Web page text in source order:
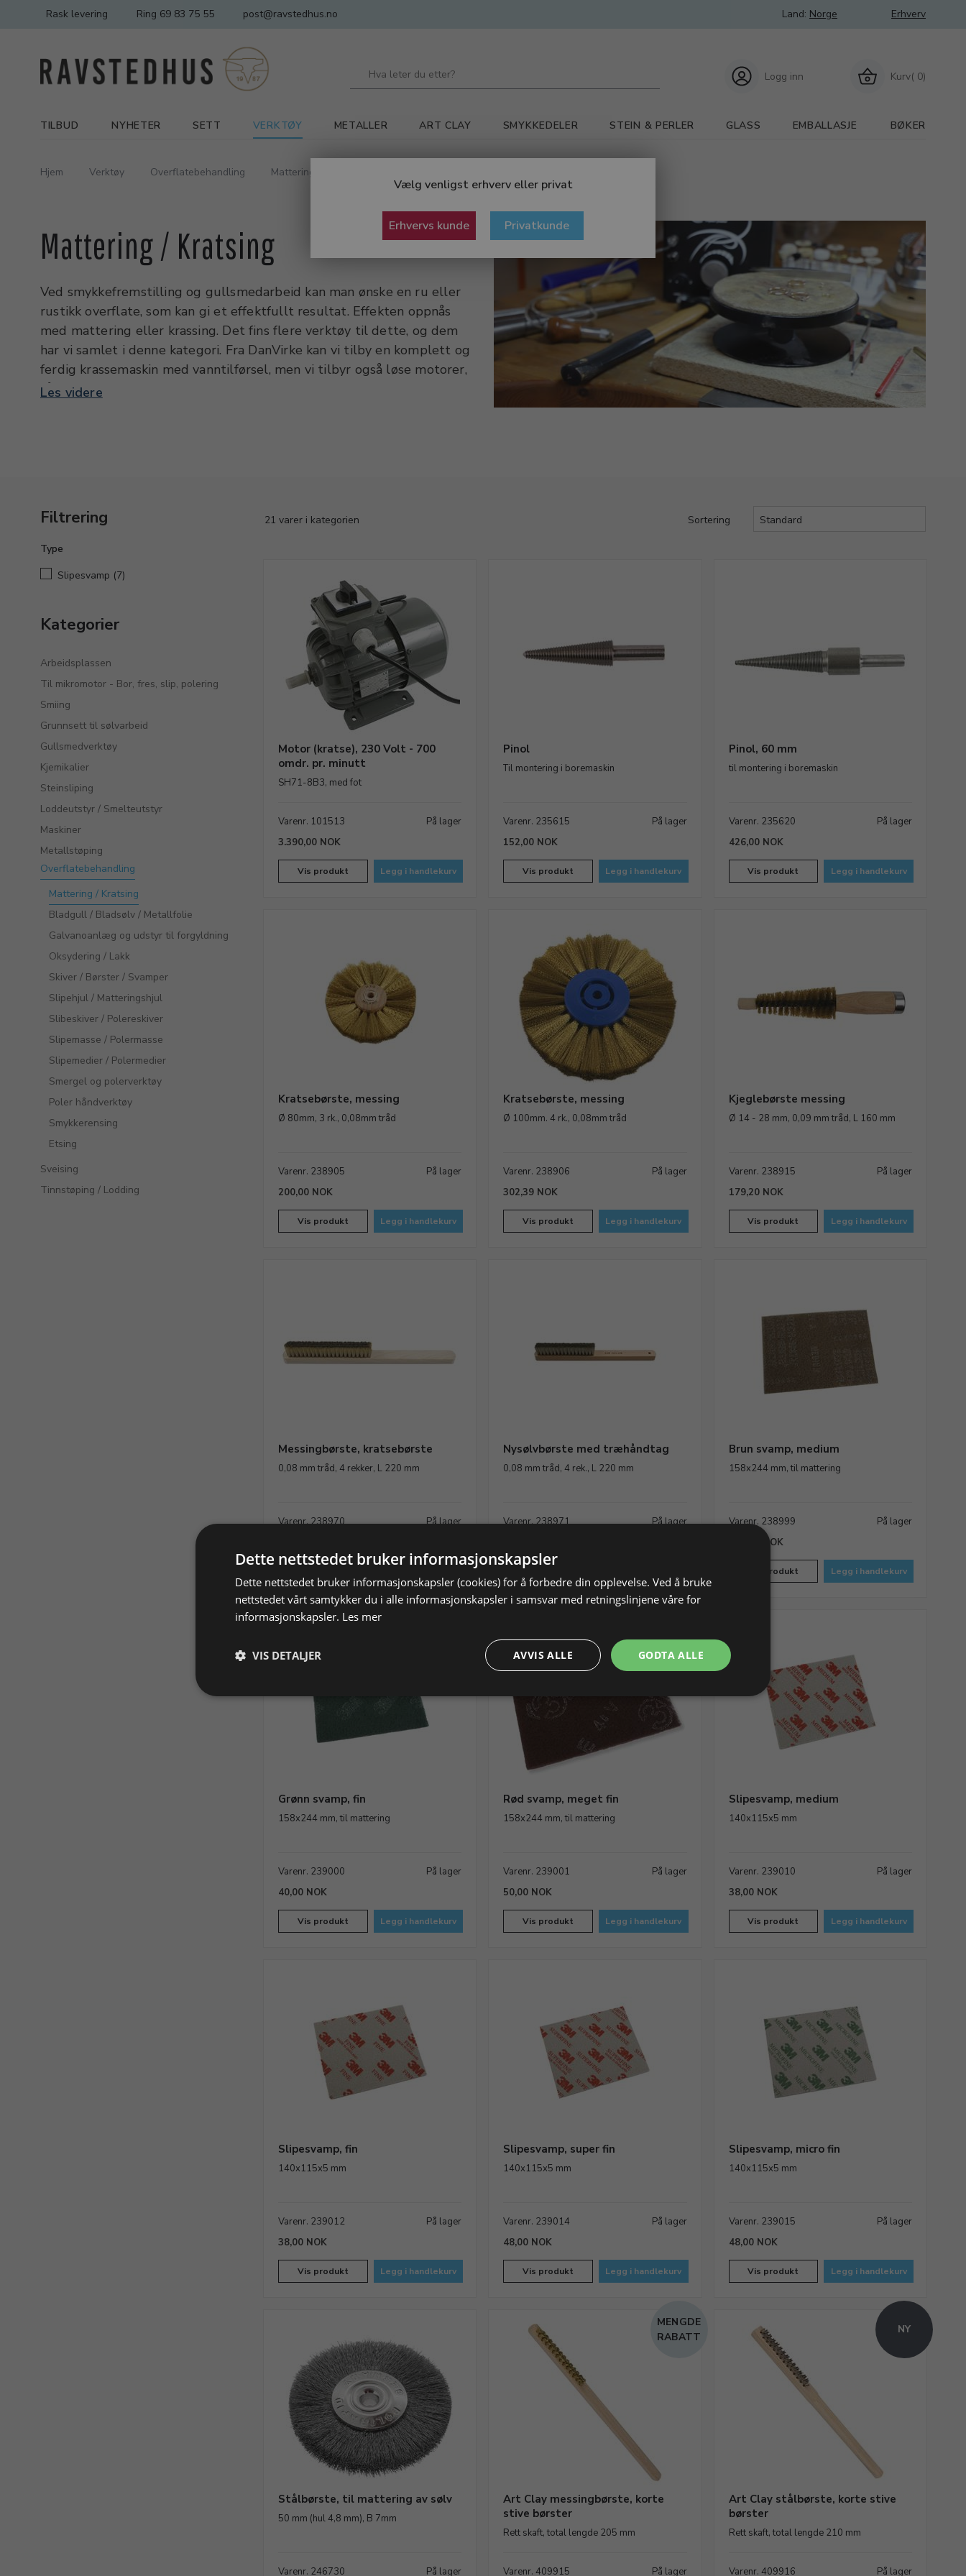
Vælg venligst erhverv eller privat
Erhvervs kunde Privatkunde
Rask levering Ring 69 83 75 55 post@ravstedhus.no Land: Norge Erhverv
Kurv( 0)
Logg inn
TILBUD NYHETER SETT VERKTØY METALLER ART CLAY SMYKKEDELER STEIN & PERLER GLASS EMBALLASJE BØKER
Hjem Verktøy Overflatebehandling Mattering / Kratsing
Mattering / Kratsing
Ved smykkefremstilling og gullsmedarbeid kan man ønske en ru eller
rustikk overflate, som kan gi et effektfullt resultat. Effekten oppnås
med mattering eller krassing. Det fins flere verktøy til dette, og dem
har vi samlet i denne kategori. Fra DanVirke kan vi tilby en komplett og
ferdig krassemaskin med vanntilførsel, men vi tilbyr også løse motorer,
så du selv kan lage et oppsett. Til bruk for maskinene tilbyr vi et bredt
Les videre
Filtrering
Type
Slipesvamp (7)
Kategorier
Arbeidsplassen
Til mikromotor - Bor, fres, slip, polering
Smiing
Grunnsett til sølvarbeid
Gullsmedverktøy
Kjemikalier
Steinsliping
Loddeutstyr / Smelteutstyr
Maskiner
Metallstøping
Overflatebehandling
Mattering / Kratsing
Bladgull / Bladsølv / Metallfolie
Galvanoanlæg og udstyr til forgyldning
Oksydering / Lakk
Skiver / Børster / Svamper
Slipehjul / Matteringshjul
Slibeskiver / Polereskiver
Slipemasse / Polermasse
Slipemedier / Polermedier
Smergel og polerverktøy
Poler håndverktøy
Smykkerensing
Etsing
Sveising
Tinnstøping / Lodding
21 varer i kategorien Sortering
Motor (kratse), 230 Volt - 700
omdr. pr. minutt
SH71-8B3, med fot
Varenr. 101513
På lager
3.390,00 NOK
Vis produkt Legg i handlekurv
Pinol
Til montering i boremaskin
Varenr. 235615
På lager
152,00 NOK
Vis produkt Legg i handlekurv
Pinol, 60 mm
til montering i boremaskin
Varenr. 235620
På lager
426,00 NOK
Vis produkt Legg i handlekurv
Kratsebørste, messing
Ø 80mm, 3 rk., 0,08mm tråd
Varenr. 238905
På lager
200,00 NOK
Vis produkt Legg i handlekurv
Kratsebørste, messing
Ø 100mm. 4 rk., 0,08mm tråd
Varenr. 238906
På lager
302,39 NOK
Vis produkt Legg i handlekurv
Kjeglebørste messing
Ø 14 - 28 mm, 0,09 mm tråd, L 160 mm
Varenr. 238915
På lager
179,20 NOK
Vis produkt Legg i handlekurv
Messingbørste, kratsebørste
0,08 mm tråd, 4 rekker, L 220 mm
Varenr. 238970
På lager
Nysølvbørste med træhåndtag
0,08 mm tråd, 4 rek., L 220 mm
Varenr. 238971
På lager
Vis produkt
Brun svamp, medium
158x244 mm, til mattering
Varenr. 238999
På lager
100,00 NOK
Vis produkt Legg i handlekurv
Grønn svamp, fin
158x244 mm, til mattering
Varenr. 239000
På lager
40,00 NOK
Vis produkt Legg i handlekurv
Rød svamp, meget fin
158x244 mm, til mattering
Varenr. 239001
På lager
50,00 NOK
Vis produkt Legg i handlekurv
Slipesvamp, medium
140x115x5 mm
Varenr. 239010
På lager
38,00 NOK
Vis produkt Legg i handlekurv
Slipesvamp, fin
140x115x5 mm
Varenr. 239012
På lager
38,00 NOK
Vis produkt Legg i handlekurv
Slipesvamp, super fin
140x115x5 mm
Varenr. 239014
På lager
48,00 NOK
Vis produkt Legg i handlekurv
Slipesvamp, micro fin
140x115x5 mm
Varenr. 239015
På lager
48,00 NOK
Vis produkt Legg i handlekurv
Stålbørste, til mattering av sølv
50 mm (hul 4,8 mm), B 7mm
Varenr. 246730 På lager
MENGDE
RABATT
Art Clay messingbørste, korte
stive børster
Rett skaft, total lengde 205 mm
Varenr. 409915 På lager
NY
Art Clay stålbørste, korte stive
børster
Rett skaft, total lengde 210 mm
Varenr. 409916 På lager
Dette nettstedet bruker informasjonskapsler
Dette nettstedet bruker informasjonskapsler (cookies) for å forbedre din opplevelse. Ved å bruke
nettstedet vårt samtykker du i alle informasjonskapsler i samsvar med retningslinjene våre for
informasjonskapsler. Les mer
GODTA ALLE
AVVIS ALLE
VIS DETALJER